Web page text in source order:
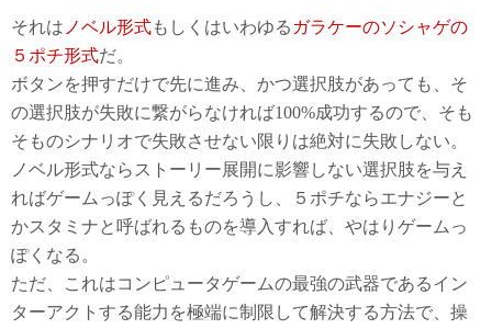
それは ノベル形式もしくはいわゆる ガラケーのソシャゲの
５ポチ形式だ。
ボタンを押すだけで先に進み、かつ選択肢があっても、そ
の選択肢が失敗に繋がらなければ100%成功するので、そも
そものシナリオで失敗させない限りは絶対に失敗しない。
ノベル形式ならストーリー展開に影響しない選択肢を与え
ればゲームっぽく見えるだろうし、５ポチならエナジーと
かスタミナと呼ばれるものを導入すれば、やはりゲームっ
ぽくなる。
ただ、これはコンピュータゲームの最強の武器であるイン
ターアクトする能力を極端に制限して解決する方法で、操